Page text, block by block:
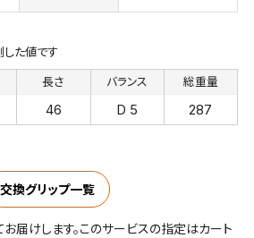
た値です
長さ
46
バランス
D 5
総重量
287
交換グリップ一覧
届けします。このサービスの指定はカート